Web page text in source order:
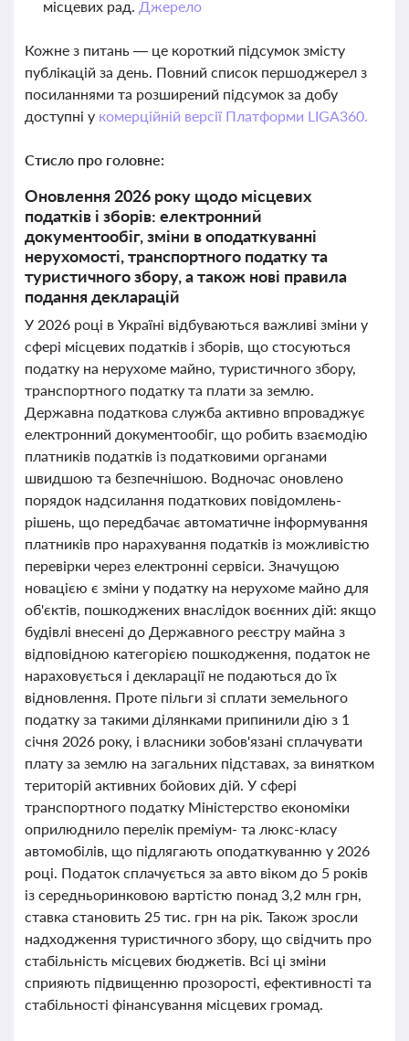
місцевих рад. Джерело
Кожне з питань — це короткий підсумок змісту
публікацій за день. Повний список першоджерел з
посиланнями та розширений підсумок за добу
доступні у комерційній версії Платформи LIGA360.
Стисло про головне:
Оновлення 2026 року щодо місцевих
податків і зборів: електронний
документообіг, зміни в оподаткуванні
нерухомості, транспортного податку та
туристичного збору, а також нові правила
подання декларацій
У 2026 році в Україні відбуваються важливі зміни у
сфері місцевих податків і зборів, що стосуються
податку на нерухоме майно, туристичного збору,
транспортного податку та плати за землю.
Державна податкова служба активно впроваджує
електронний документообіг, що робить взаємодію
платників податків із податковими органами
швидшою та безпечнішою. Водночас оновлено
порядок надсилання податкових повідомлень-
рішень, що передбачає автоматичне інформування
платників про нарахування податків із можливістю
перевірки через електронні сервіси. Значущою
новацією є зміни у податку на нерухоме майно для
об'єктів, пошкоджених внаслідок воєнних дій: якщо
будівлі внесені до Державного реєстру майна з
відповідною категорією пошкодження, податок не
нараховується і декларації не подаються до їх
відновлення. Проте пільги зі сплати земельного
податку за такими ділянками припинили дію з 1
січня 2026 року, і власники зобов'язані сплачувати
плату за землю на загальних підставах, за винятком
територій активних бойових дій. У сфері
транспортного податку Міністерство економіки
оприлюднило перелік преміум- та люкс-класу
автомобілів, що підлягають оподаткуванню у 2026
році. Податок сплачується за авто віком до 5 років
із середньоринковою вартістю понад 3,2 млн грн,
ставка становить 25 тис. грн на рік. Також зросли
надходження туристичного збору, що свідчить про
стабільність місцевих бюджетів. Всі ці зміни
сприяють підвищенню прозорості, ефективності та
стабільності фінансування місцевих громад.